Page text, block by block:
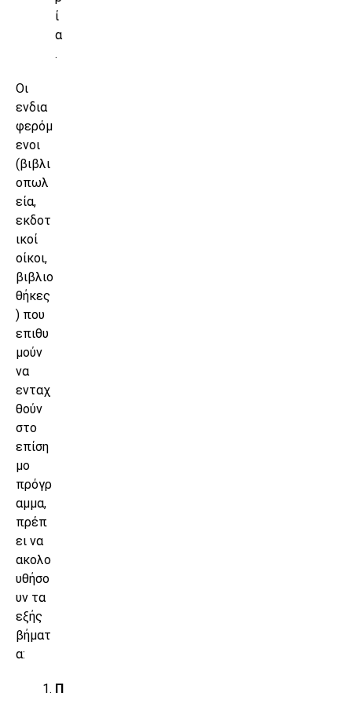
ί
α
.
Οι
ενδια
φερόμ
ενοι
(βιβλι
οπωλ
εία,
εκδοτ
ικοί
οίκοι,
βιβλιο
θήκες
) που
επιθυ
μούν
να
ενταχ
θούν
στο
επίση
μο
πρόγρ
αμμα,
πρέπ
ει να
ακολο
υθήσο
υν τα
εξής
βήματ
α:
Π